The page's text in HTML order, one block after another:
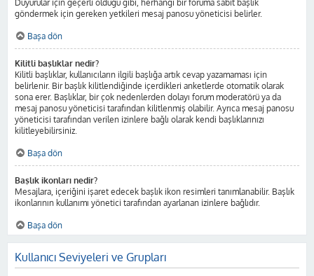
Duyurular için geçerli olduğu gibi, herhangi bir foruma sabit başlık
göndermek için gereken yetkileri mesaj panosu yöneticisi belirler.
Başa dön
Kilitli başlıklar nedir?
Kilitli başlıklar, kullanıcıların ilgili başlığa artık cevap yazamaması için
belirlenir. Bir başlık kilitlendiğinde içerdikleri anketlerde otomatik olarak
sona erer. Başlıklar, bir çok nedenlerden dolayı forum moderatörü ya da
mesaj panosu yöneticisi tarafından kilitlenmiş olabilir. Ayrıca mesaj panosu
yöneticisi tarafından verilen izinlere bağlı olarak kendi başlıklarınızı
kilitleyebilirsiniz.
Başa dön
Başlık ikonları nedir?
Mesajlara, içeriğini işaret edecek başlık ikon resimleri tanımlanabilir. Başlık
ikonlarının kullanımı yönetici tarafından ayarlanan izinlere bağlıdır.
Başa dön
Kullanıcı Seviyeleri ve Grupları